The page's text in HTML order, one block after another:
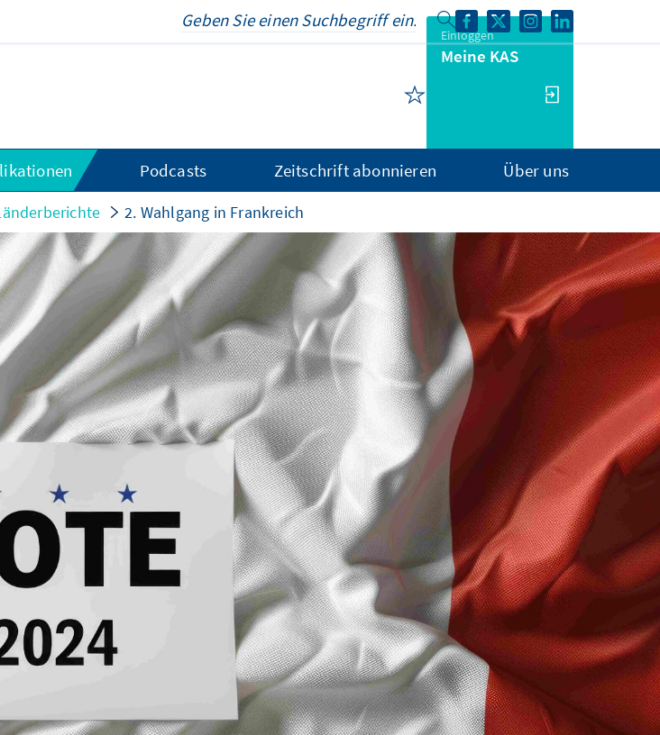
Einloggen
Meine KAS
Podcasts Zeitschrift abonnieren Über uns
2. Wahlgang in Frankreich